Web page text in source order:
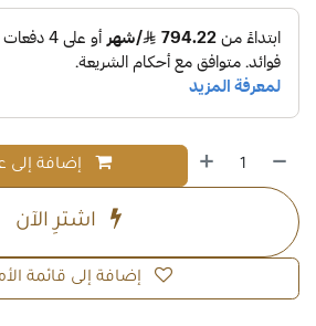
إضافة إلى
اشترِ الآن
إضافة إلى قائمة